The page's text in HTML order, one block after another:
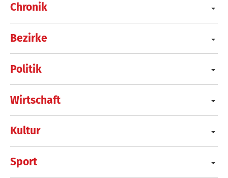
Chronik
Bezirke
Politik
Wirtschaft
Kultur
Sport